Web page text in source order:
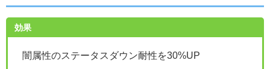
効果
闇属性のステータスダウン耐性を30%UP